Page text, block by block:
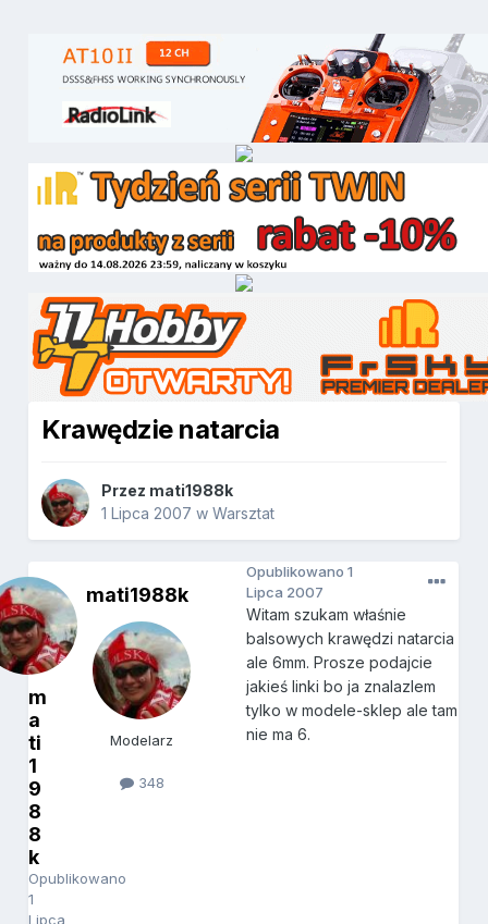
Krawędzie natarcia
Przez mati1988k
1 Lipca 2007 wWarsztat
m
a
ti
1
9
8
8
k
Opublikowano
1
Lipca
mati1988k
Modelarz
348
Opublikowano1
Lipca 2007
Witam szukam właśnie
balsowych krawędzi natarcia
ale 6mm. Prosze podajcie
jakieś linki bo ja znalazlem
tylko w modele-sklep ale tam
nie ma 6.